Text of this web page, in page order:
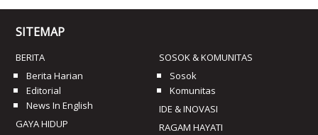
SITEMAP
BERITA
Berita Harian
Editorial
News In English
GAYA HIDUP
SOSOK & KOMUNITAS
Sosok
Komunitas
IDE & INOVASI
RAGAM HAYATI